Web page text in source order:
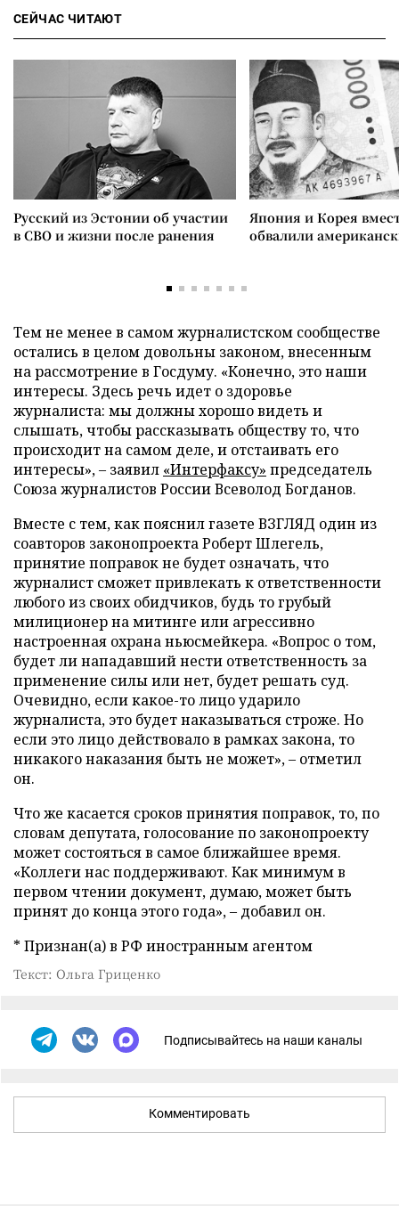
СЕЙЧАС ЧИТАЮТ
Русский из Эстонии об участии
в СВО и жизни после ранения
Япония и Корея
обвалили
Тем не менее в самом журналистском сообществе
остались в целом довольны законом, внесенным
на рассмотрение в Госдуму. «Конечно, это наши
интересы. Здесь речь идет о здоровье
журналиста: мы должны хорошо видеть и
слышать, чтобы рассказывать обществу то, что
происходит на самом деле, и отстаивать его
интересы», – заявил «Интерфаксу» председатель
Союза журналистов России Всеволод Богданов.
Вместе с тем, как пояснил газете ВЗГЛЯД один из
соавторов законопроекта Роберт Шлегель,
принятие поправок не будет означать, что
журналист сможет привлекать к ответственности
любого из своих обидчиков, будь то грубый
милиционер на митинге или агрессивно
настроенная охрана ньюсмейкера. «Вопрос о том,
будет ли нападавший нести ответственность за
применение силы или нет, будет решать суд.
Очевидно, если какое-то лицо ударило
журналиста, это будет наказываться строже. Но
если это лицо действовало в рамках закона, то
никакого наказания быть не может», – отметил
он.
Что же касается сроков принятия поправок, то, по
словам депутата, голосование по законопроекту
может состояться в самое ближайшее время.
«Коллеги нас поддерживают. Как минимум в
первом чтении документ, думаю, может быть
принят до конца этого года», – добавил он.
* Признан(а) в РФ иностранным агентом
Текст: Ольга Гриценко
Подписывайтесь на наши каналы
Комментировать